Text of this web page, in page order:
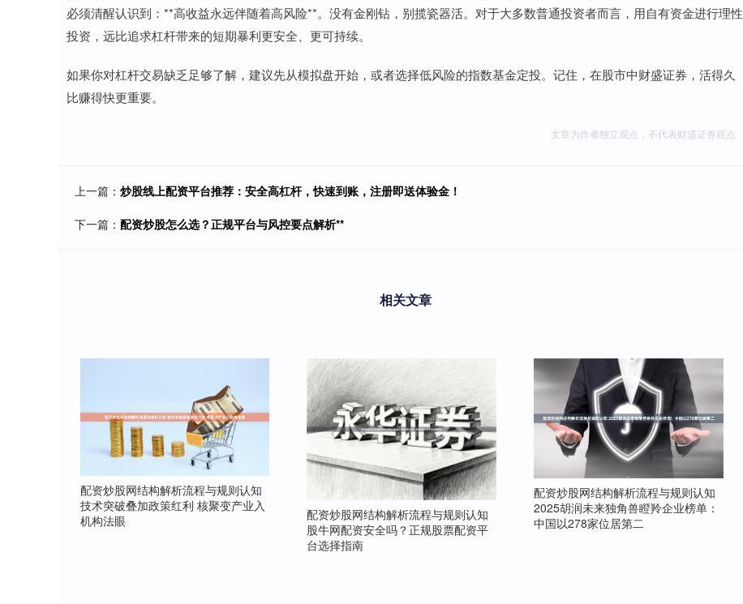
必须清醒认识到：**高收益永远伴随着高风险**。没有金刚钻，别揽瓷器活。对于大多数普通投资者而言，用自有资金进行理性
投资，远比追求杠杆带来的短期暴利更安全、更可持续。
如果你对杠杆交易缺乏足够了解，建议先从模拟盘开始，或者选择低风险的指数基金定投。记住，在股市中财盛证券，活得久
比赚得快更重要。
文章为作者独立观点，不代表财盛证券观点
上一篇： 炒股线上配资平台推荐：安全高杠杆，快速到账，注册即送体验金！
下一篇： 配资炒股怎么选？正规平台与风控要点解析**
相关文章
配资炒股网结构解析流程与规则认知
技术突破叠加政策红利 核聚变产业入
机构法眼
配资炒股网结构解析流程与规则认知
股牛网配资安全吗？正规股票配资平
台选择指南
配资炒股网结构解析流程与规则认知
2025胡润未来独角兽瞪羚企业榜单：
中国以278家位居第二